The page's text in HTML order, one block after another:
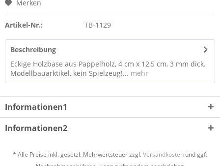
Merken
Artikel-Nr.: TB-1129
Beschreibung
Eckige Holzbase aus Pappelholz, 4 cm x 12,5 cm, 3 mm dick.
Modellbauarktikel, kein Spielzeug!... mehr
Informationen1
Informationen2
* Alle Preise inkl. gesetzl. Mehrwertsteuer zzgl.Versandkosten und ggf.